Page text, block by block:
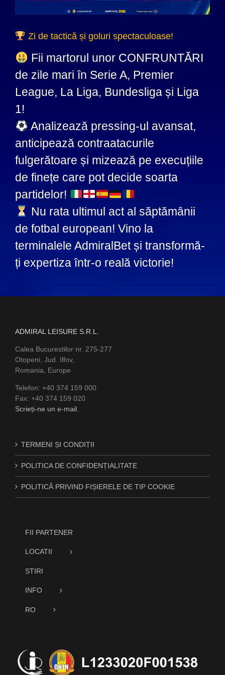
Zi de tactică și goluri spectaculoase!
Fii martorul unor CONFRUNTĂRI
de zile mari în Serie A, Premier
League, La Liga, Bundesliga și Liga
1!
Analizează pressing-ul avansat,
anticipează contraatacurile
fulgerătoare și mizează pe execuțiile
de finețe care pot decide soarta
partidelor!
Nu rata ultimul act al săptămânii
de fotbal european! Vino la
terminalele AdmiralBet și transformă-
ți expertiza într-o reală victorie!
ADMIRAL LEISURE S.R.L.
Calea Bucurestilor nr. 275-277
Otopeni, Jud. Ilfov,
Romania, Europe
Telefon: +40 374 159 000
Fax: +40 374 159 020
Scrieți-ne un e-mail.
TERMENI ȘI CONDIȚII
POLITICA DE CONFIDENȚIALITATE
POLITICĂ PRIVIND FIȘIERELE DE TIP COOKIE
FII PARTENER
LOCATII
STIRI
INFO
RO